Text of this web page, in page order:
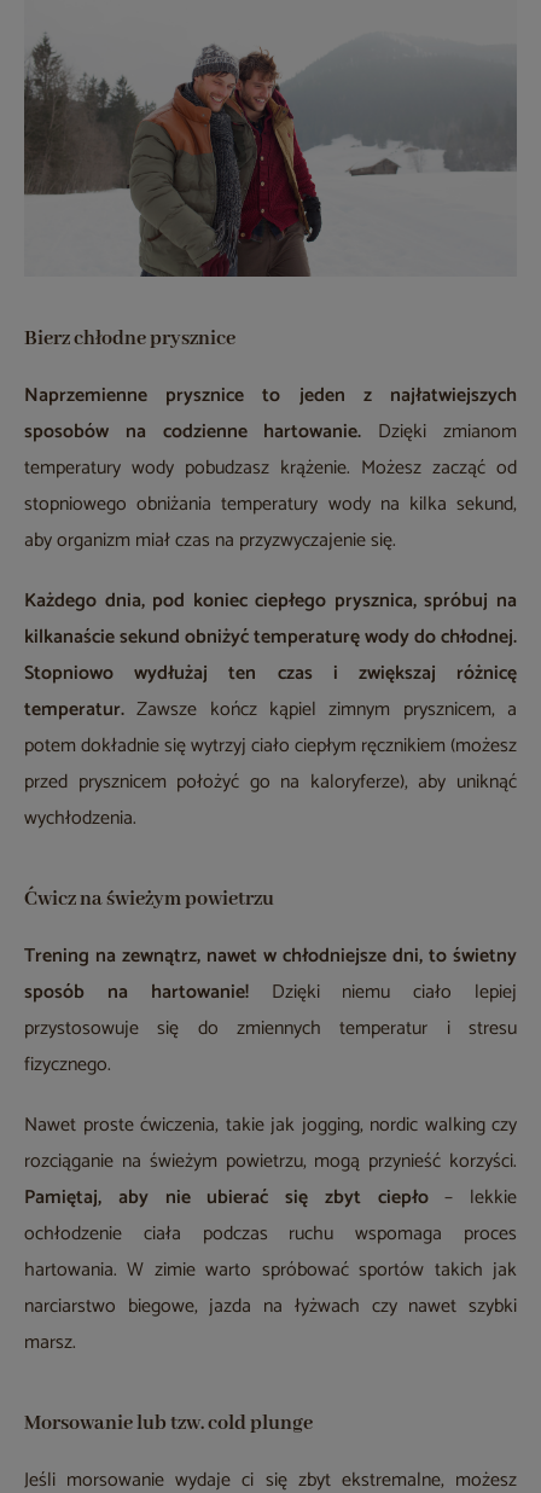
Bierz chłodne prysznice
Naprzemienne prysznice to jeden z najłatwiejszych
sposobów na codzienne hartowanie. Dzięki zmianom
temperatury wody pobudzasz krążenie. Możesz zacząć od
stopniowego obniżania temperatury wody na kilka sekund,
aby organizm miał czas na przyzwyczajenie się.
Każdego dnia, pod koniec ciepłego prysznica, spróbuj na
kilkanaście sekund obniżyć temperaturę wody do chłodnej.
Stopniowo wydłużaj ten czas i zwiększaj różnicę
temperatur. Zawsze kończ kąpiel zimnym prysznicem, a
potem dokładnie się wytrzyj ciało ciepłym ręcznikiem (możesz
przed prysznicem położyć go na kaloryferze), aby uniknąć
wychłodzenia.
Ćwicz na świeżym powietrzu
Trening na zewnątrz, nawet w chłodniejsze dni, to świetny
sposób na hartowanie! Dzięki niemu ciało lepiej
przystosowuje się do zmiennych temperatur i stresu
fizycznego.
Nawet proste ćwiczenia, takie jak jogging, nordic walking czy
rozciąganie na świeżym powietrzu, mogą przynieść korzyści.
Pamiętaj, aby nie ubierać się zbyt ciepło– lekkie
ochłodzenie ciała podczas ruchu wspomaga proces
hartowania. W zimie warto spróbować sportów takich jak
narciarstwo biegowe, jazda na łyżwach czy nawet szybki
marsz.
Morsowanie lub tzw. cold plunge
Jeśli morsowanie wydaje ci się zbyt ekstremalne, możesz